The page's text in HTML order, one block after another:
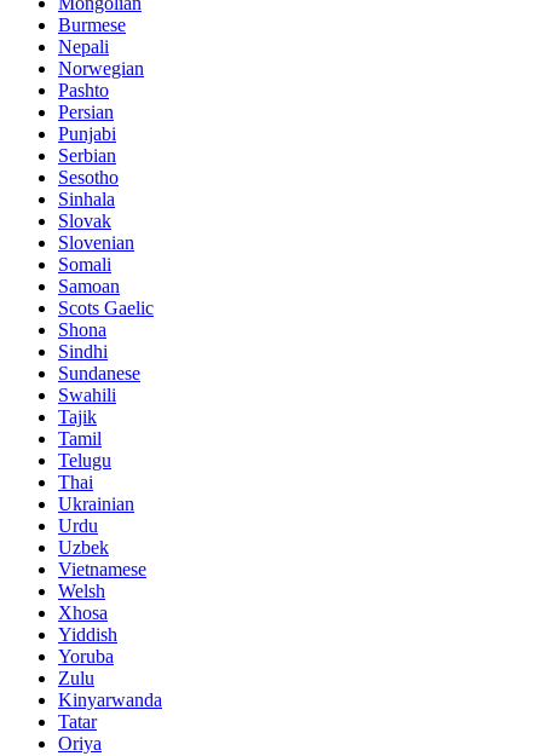
Burmese
Nepali
Norwegian
Pashto
Persian
Punjabi
Serbian
Sesotho
Sinhala
Slovak
Slovenian
Somali
Samoan
Scots Gaelic
Shona
Sindhi
Sundanese
Swahili
Tajik
Tamil
Telugu
Thai
Ukrainian
Urdu
Uzbek
Vietnamese
Welsh
Xhosa
Yiddish
Yoruba
Zulu
Kinyarwanda
Tatar
Oriya